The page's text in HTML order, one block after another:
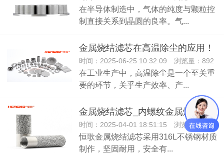
在半导体制造中，气体的纯度与颗粒控
制直接关系到晶圆的良率。气...
金属烧结滤芯在高温除尘的应用！
时间：2025-06-25 10:32:09 浏览量：892
在工业生产中，高温除尘是一个至关重
要的环节，关乎生产效率、产...
金属烧结滤芯_内螺纹金属烧结过滤器 用于温湿度变送器探头
时间：2025-04-01 18:51:15 浏览量：659
恒歌金属烧结滤芯采用316L不锈钢材质
制作，坚固耐用，安全有...